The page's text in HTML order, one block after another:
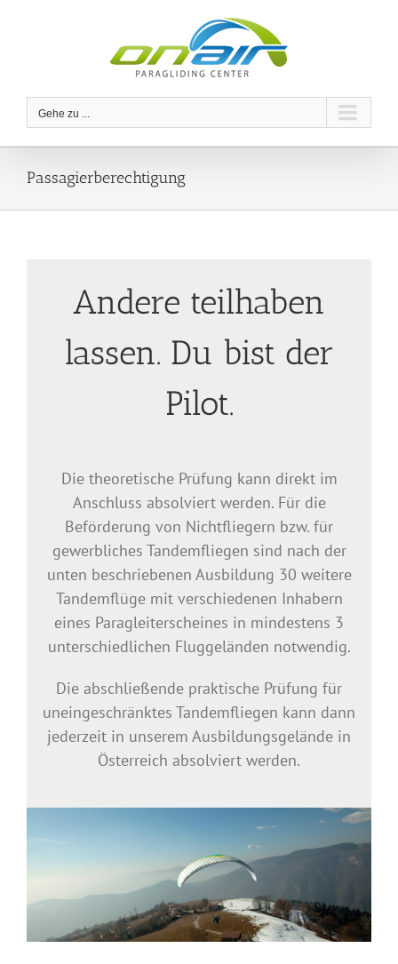
Gehe zu ...
Passagierberechtigung
Andere teilhaben
lassen. Du bist der
Pilot.
Die theoretische Prüfung kann direkt im
Anschluss absolviert werden. Für die
Beförderung von Nichtfliegern bzw. für
gewerbliches Tandemfliegen sind nach der
unten beschriebenen Ausbildung 30 weitere
Tandemflüge mit verschiedenen Inhabern
eines Paragleiterscheines in mindestens 3
unterschiedlichen Fluggeländen notwendig.
Die abschließende praktische Prüfung für
uneingeschränktes Tandemfliegen kann dann
jederzeit in unserem Ausbildungsgelände in
Österreich absolviert werden.